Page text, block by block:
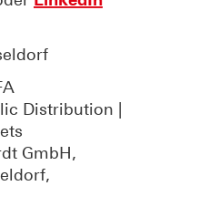
Distribution |
GmbH,